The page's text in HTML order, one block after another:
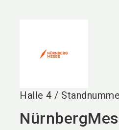
Halle 4 /